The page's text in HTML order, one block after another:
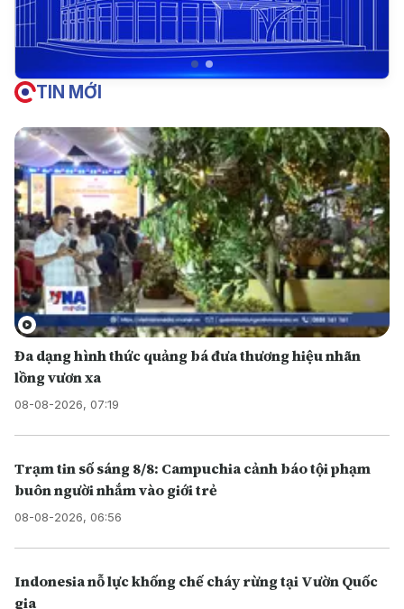
TIN MỚI
Đa dạng hình thức quảng bá đưa thương hiệu nhãn
lồng vươn xa
08-08-2026, 07:19
Trạm tin số sáng 8/8: Campuchia cảnh báo tội phạm
buôn người nhắm vào giới trẻ
08-08-2026, 06:56
Indonesia nỗ lực khống chế cháy rừng tại Vườn Quốc
gia